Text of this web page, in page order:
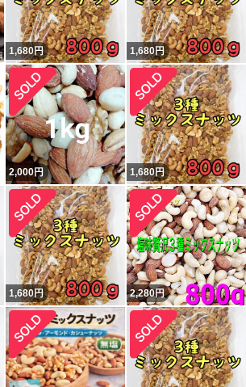
いいね！
1,680円 1,680円
2,000円 1,680円
1,680円 2,280円